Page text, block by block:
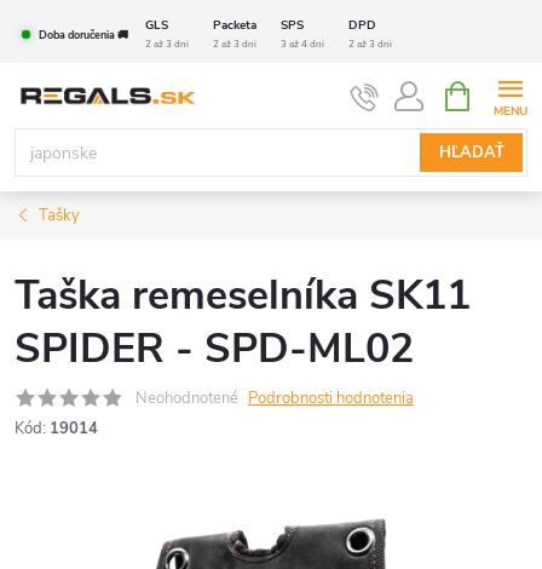
Doba doručenia 🚚
GLS Packeta SPS DPD
2 až 3 dni 2 až 3 dni 3 až 4 dni 2 až 3 dni
HĽADAŤ
KOŠÍK
Tašky
Taška remeselníka SK11
SPIDER - SPD-ML02
Neohodnotené Podrobnosti hodnotenia
Kód: 19014